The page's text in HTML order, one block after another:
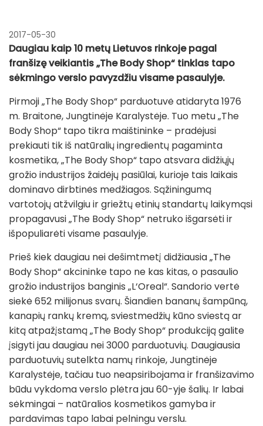
2017-05-30
Daugiau kaip 10 metų Lietuvos rinkoje pagal
franšizę veikiantis „The Body Shop“ tinklas tapo
sėkmingo verslo pavyzdžiu visame pasaulyje.
Pirmoji „The Body Shop“ parduotuvė atidaryta 1976
m. Braitone, Jungtinėje Karalystėje. Tuo metu „The
Body Shop“ tapo tikra maištininke – pradėjusi
prekiauti tik iš natūralių ingredientų pagaminta
kosmetika, „The Body Shop“ tapo atsvara didžiųjų
grožio industrijos žaidėjų pasiūlai, kurioje tais laikais
dominavo dirbtinės medžiagos. Sąžiningumą
vartotojų atžvilgiu ir griežtų etinių standartų laikymąsi
propagavusi „The Body Shop“ netruko išgarsėti ir
išpopuliarėti visame pasaulyje.
Prieš kiek daugiau nei dešimtmetį didžiausia „The
Body Shop“ akcininke tapo ne kas kitas, o pasaulio
grožio industrijos banginis „L‘Oreal“. Sandorio vertė
siekė 652 milijonus svarų. Šiandien bananų šampūną,
kanapių rankų kremą, sviestmedžių kūno sviestą ar
kitą atpažįstamą „The Body Shop“ produkciją galite
įsigyti jau daugiau nei 3000 parduotuvių. Daugiausia
parduotuvių sutelkta namų rinkoje, Jungtinėje
Karalystėje, tačiau tuo neapsiribojama ir franšizavimo
būdu vykdoma verslo plėtra jau 60-yje šalių. Ir labai
sėkmingai – natūralios kosmetikos gamyba ir
pardavimas tapo labai pelningu verslu.